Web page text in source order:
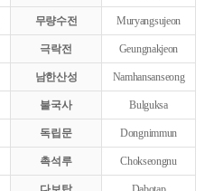
무량수전 Muryangsujeon
극락전 Geungnakjeon
남한산성 Namhansanseong
불국사 Bulguksa
독립문 Dongnimmun
촉석루 Chokseongnu